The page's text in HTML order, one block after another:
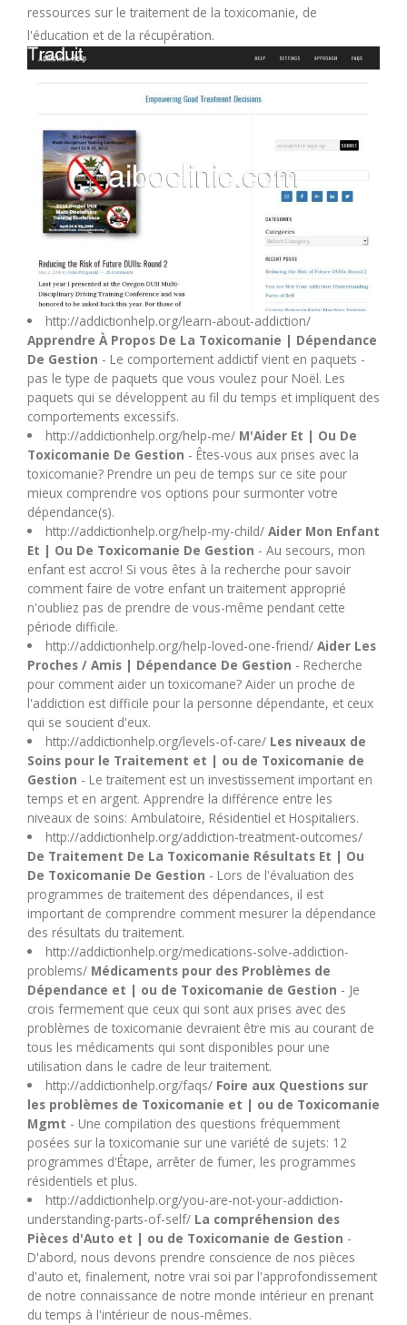
M
O
R
S
U
W
X
Y
Z
ressources sur le traitement de la toxicomanie, de
l'éducation et de la récupération.
http://addictionhelp.org/learn-about-addiction/
Apprendre À Propos De La Toxicomanie | Dépendance
De Gestion - Le comportement addictif vient en paquets -
pas le type de paquets que vous voulez pour Noël. Les
paquets qui se développent au fil du temps et impliquent des
comportements excessifs.
http://addictionhelp.org/help-me/ M'Aider Et | Ou De
Toxicomanie De Gestion - Êtes-vous aux prises avec la
toxicomanie? Prendre un peu de temps sur ce site pour
mieux comprendre vos options pour surmonter votre
dépendance(s).
http://addictionhelp.org/help-my-child/ Aider Mon Enfant
Et | Ou De Toxicomanie De Gestion - Au secours, mon
enfant est accro! Si vous êtes à la recherche pour savoir
comment faire de votre enfant un traitement approprié
n'oubliez pas de prendre de vous-même pendant cette
période difficile.
http://addictionhelp.org/help-loved-one-friend/ Aider Les
Proches / Amis | Dépendance De Gestion - Recherche
pour comment aider un toxicomane? Aider un proche de
l'addiction est difficile pour la personne dépendante, et ceux
qui se soucient d'eux.
http://addictionhelp.org/levels-of-care/ Les niveaux de
Soins pour le Traitement et | ou de Toxicomanie de
Gestion - Le traitement est un investissement important en
temps et en argent. Apprendre la différence entre les
niveaux de soins: Ambulatoire, Résidentiel et Hospitaliers.
http://addictionhelp.org/addiction-treatment-outcomes/
De Traitement De La Toxicomanie Résultats Et | Ou
De Toxicomanie De Gestion - Lors de l'évaluation des
programmes de traitement des dépendances, il est
important de comprendre comment mesurer la dépendance
des résultats du traitement.
http://addictionhelp.org/medications-solve-addiction-
problems/ Médicaments pour des Problèmes de
Dépendance et | ou de Toxicomanie de Gestion - Je
crois fermement que ceux qui sont aux prises avec des
problèmes de toxicomanie devraient être mis au courant de
tous les médicaments qui sont disponibles pour une
utilisation dans le cadre de leur traitement.
http://addictionhelp.org/faqs/ Foire aux Questions sur
les problèmes de Toxicomanie et | ou de Toxicomanie
Mgmt - Une compilation des questions fréquemment
posées sur la toxicomanie sur une variété de sujets: 12
programmes d'Étape, arrêter de fumer, les programmes
résidentiels et plus.
http://addictionhelp.org/you-are-not-your-addiction-
understanding-parts-of-self/ La compréhension des
Pièces d'Auto et | ou de Toxicomanie de Gestion -
D'abord, nous devons prendre conscience de nos pièces
d'auto et, finalement, notre vrai soi par l'approfondissement
de notre connaissance de notre monde intérieur en prenant
du temps à l'intérieur de nous-mêmes.